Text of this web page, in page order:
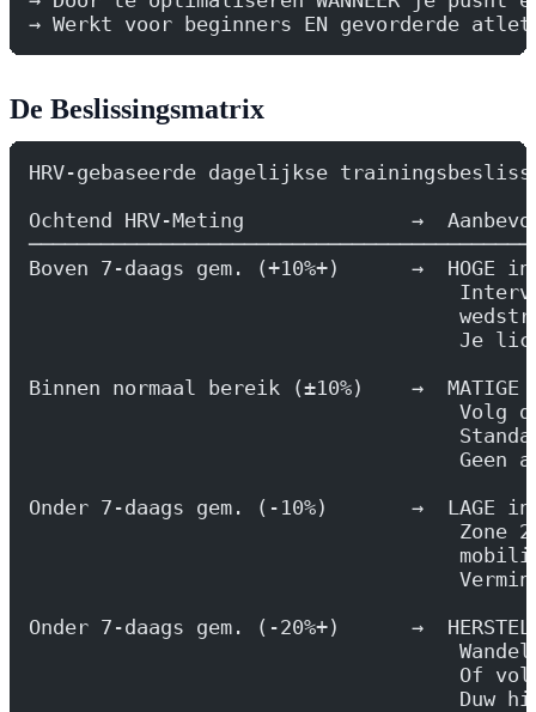
→ Werkt voor beginners EN gevorderde
De Beslissingsmatrix
HRV-gebaseerde dagelijkse
Ochtend HRV-Meting              →
Boven 7-daags gem. (+10%+)      →  HOGE
Je
Binnen normaal bereik (±10%)    →
Volg
Geen
Onder 7-daags gem. (-10%)       →  LAGE
Zone
Onder 7-daags gem. (-20%+)      →
Of
Duw